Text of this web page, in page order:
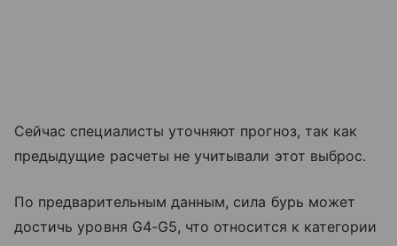
Сейчас специалисты уточняют прогноз, так как
предыдущие расчеты не учитывали этот выброс.
По предварительным данным, сила бурь может
достичь уровня G4-G5, что относится к категории